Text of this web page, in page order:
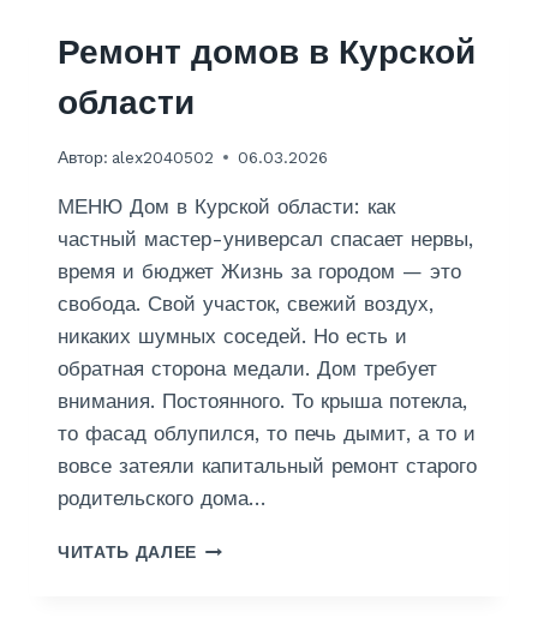
Ремонт домов в Курской
области
Автор: alex2040502 06.03.2026
МЕНЮ Дом в Курской области: как
частный мастер-универсал спасает нервы,
время и бюджет Жизнь за городом — это
свобода. Свой участок, свежий воздух,
никаких шумных соседей. Но есть и
обратная сторона медали. Дом требует
внимания. Постоянного. То крыша потекла,
то фасад облупился, то печь дымит, а то и
вовсе затеяли капитальный ремонт старого
родительского дома…
ЧИТАТЬ ДАЛЕЕ